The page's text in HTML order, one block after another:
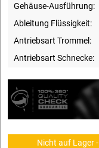
Gehäuse-Ausführung:
Ableitung Flüssigkeit:
Antriebsart Trommel:
Antriebsart Schnecke:
Nicht auf Lager -